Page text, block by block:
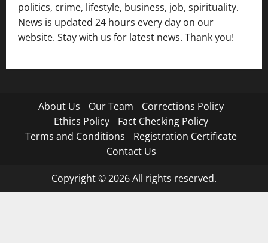
politics, crime, lifestyle, business, job, spirituality.
News is updated 24 hours every day on our
website. Stay with us for latest news. Thank you!
About Us Our Team
Corrections Policy
Ethics Policy
Fact Checking Policy
Terms and Conditions
Registration Certificate
Contact Us
Copyright © 2026 All rights reserved.